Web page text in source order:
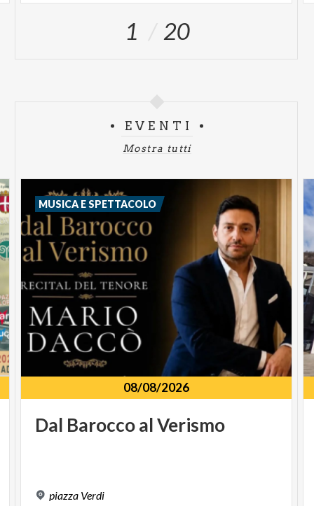
1 20
EVENTI
Mostra tutti
08/08/2026
Dal BaroccoalVerismo
piazza Verdi
MUSICA E SPETTACOLO